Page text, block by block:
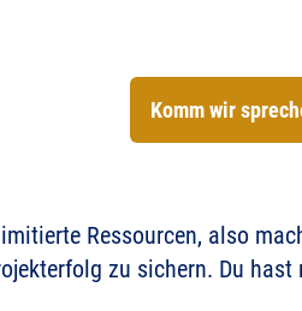
Komm wir
Ressourcen, also
zu sichern. Du